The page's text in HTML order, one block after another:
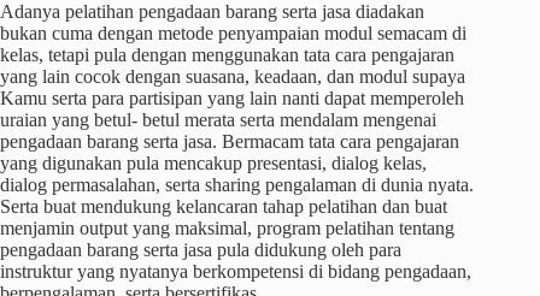
Adanya pelatihan pengadaan barang serta jasa diadakan
bukan cuma dengan metode penyampaian modul semacam di
kelas, tetapi pula dengan menggunakan tata cara pengajaran
yang lain cocok dengan suasana, keadaan, dan modul supaya
Kamu serta para partisipan yang lain nanti dapat memperoleh
uraian yang betul- betul merata serta mendalam mengenai
pengadaan barang serta jasa. Bermacam tata cara pengajaran
yang digunakan pula mencakup presentasi, dialog kelas,
dialog permasalahan, serta sharing pengalaman di dunia nyata.
Serta buat mendukung kelancaran tahap pelatihan dan buat
menjamin output yang maksimal, program pelatihan tentang
pengadaan barang serta jasa pula didukung oleh para
instruktur yang nyatanya berkompetensi di bidang pengadaan,